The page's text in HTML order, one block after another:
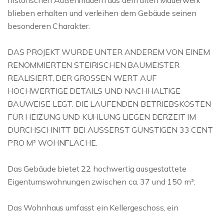
blieben erhalten und verleihen dem Gebäude seinen
besonderen Charakter.
DAS PROJEKT WURDE UNTER ANDEREM VON EINEM
RENOMMIERTEN STEIRISCHEN BAUMEISTER
REALISIERT, DER GROSSEN WERT AUF
HOCHWERTIGE DETAILS UND NACHHALTIGE
BAUWEISE LEGT. DIE LAUFENDEN BETRIEBSKOSTEN
FÜR HEIZUNG UND KÜHLUNG LIEGEN DERZEIT IM
DURCHSCHNITT BEI ÄUSSERST GÜNSTIGEN 33 CENT
PRO M² WOHNFLÄCHE.
Das Gebäude bietet 22 hochwertig ausgestattete
Eigentumswohnungen zwischen ca. 37 und 150 m²:
Das Wohnhaus umfasst ein Kellergeschoss, ein